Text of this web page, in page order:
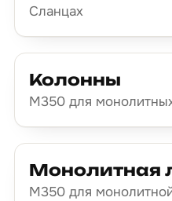
Сланцах
Колонны
М350 для
Монолитная
М350 для